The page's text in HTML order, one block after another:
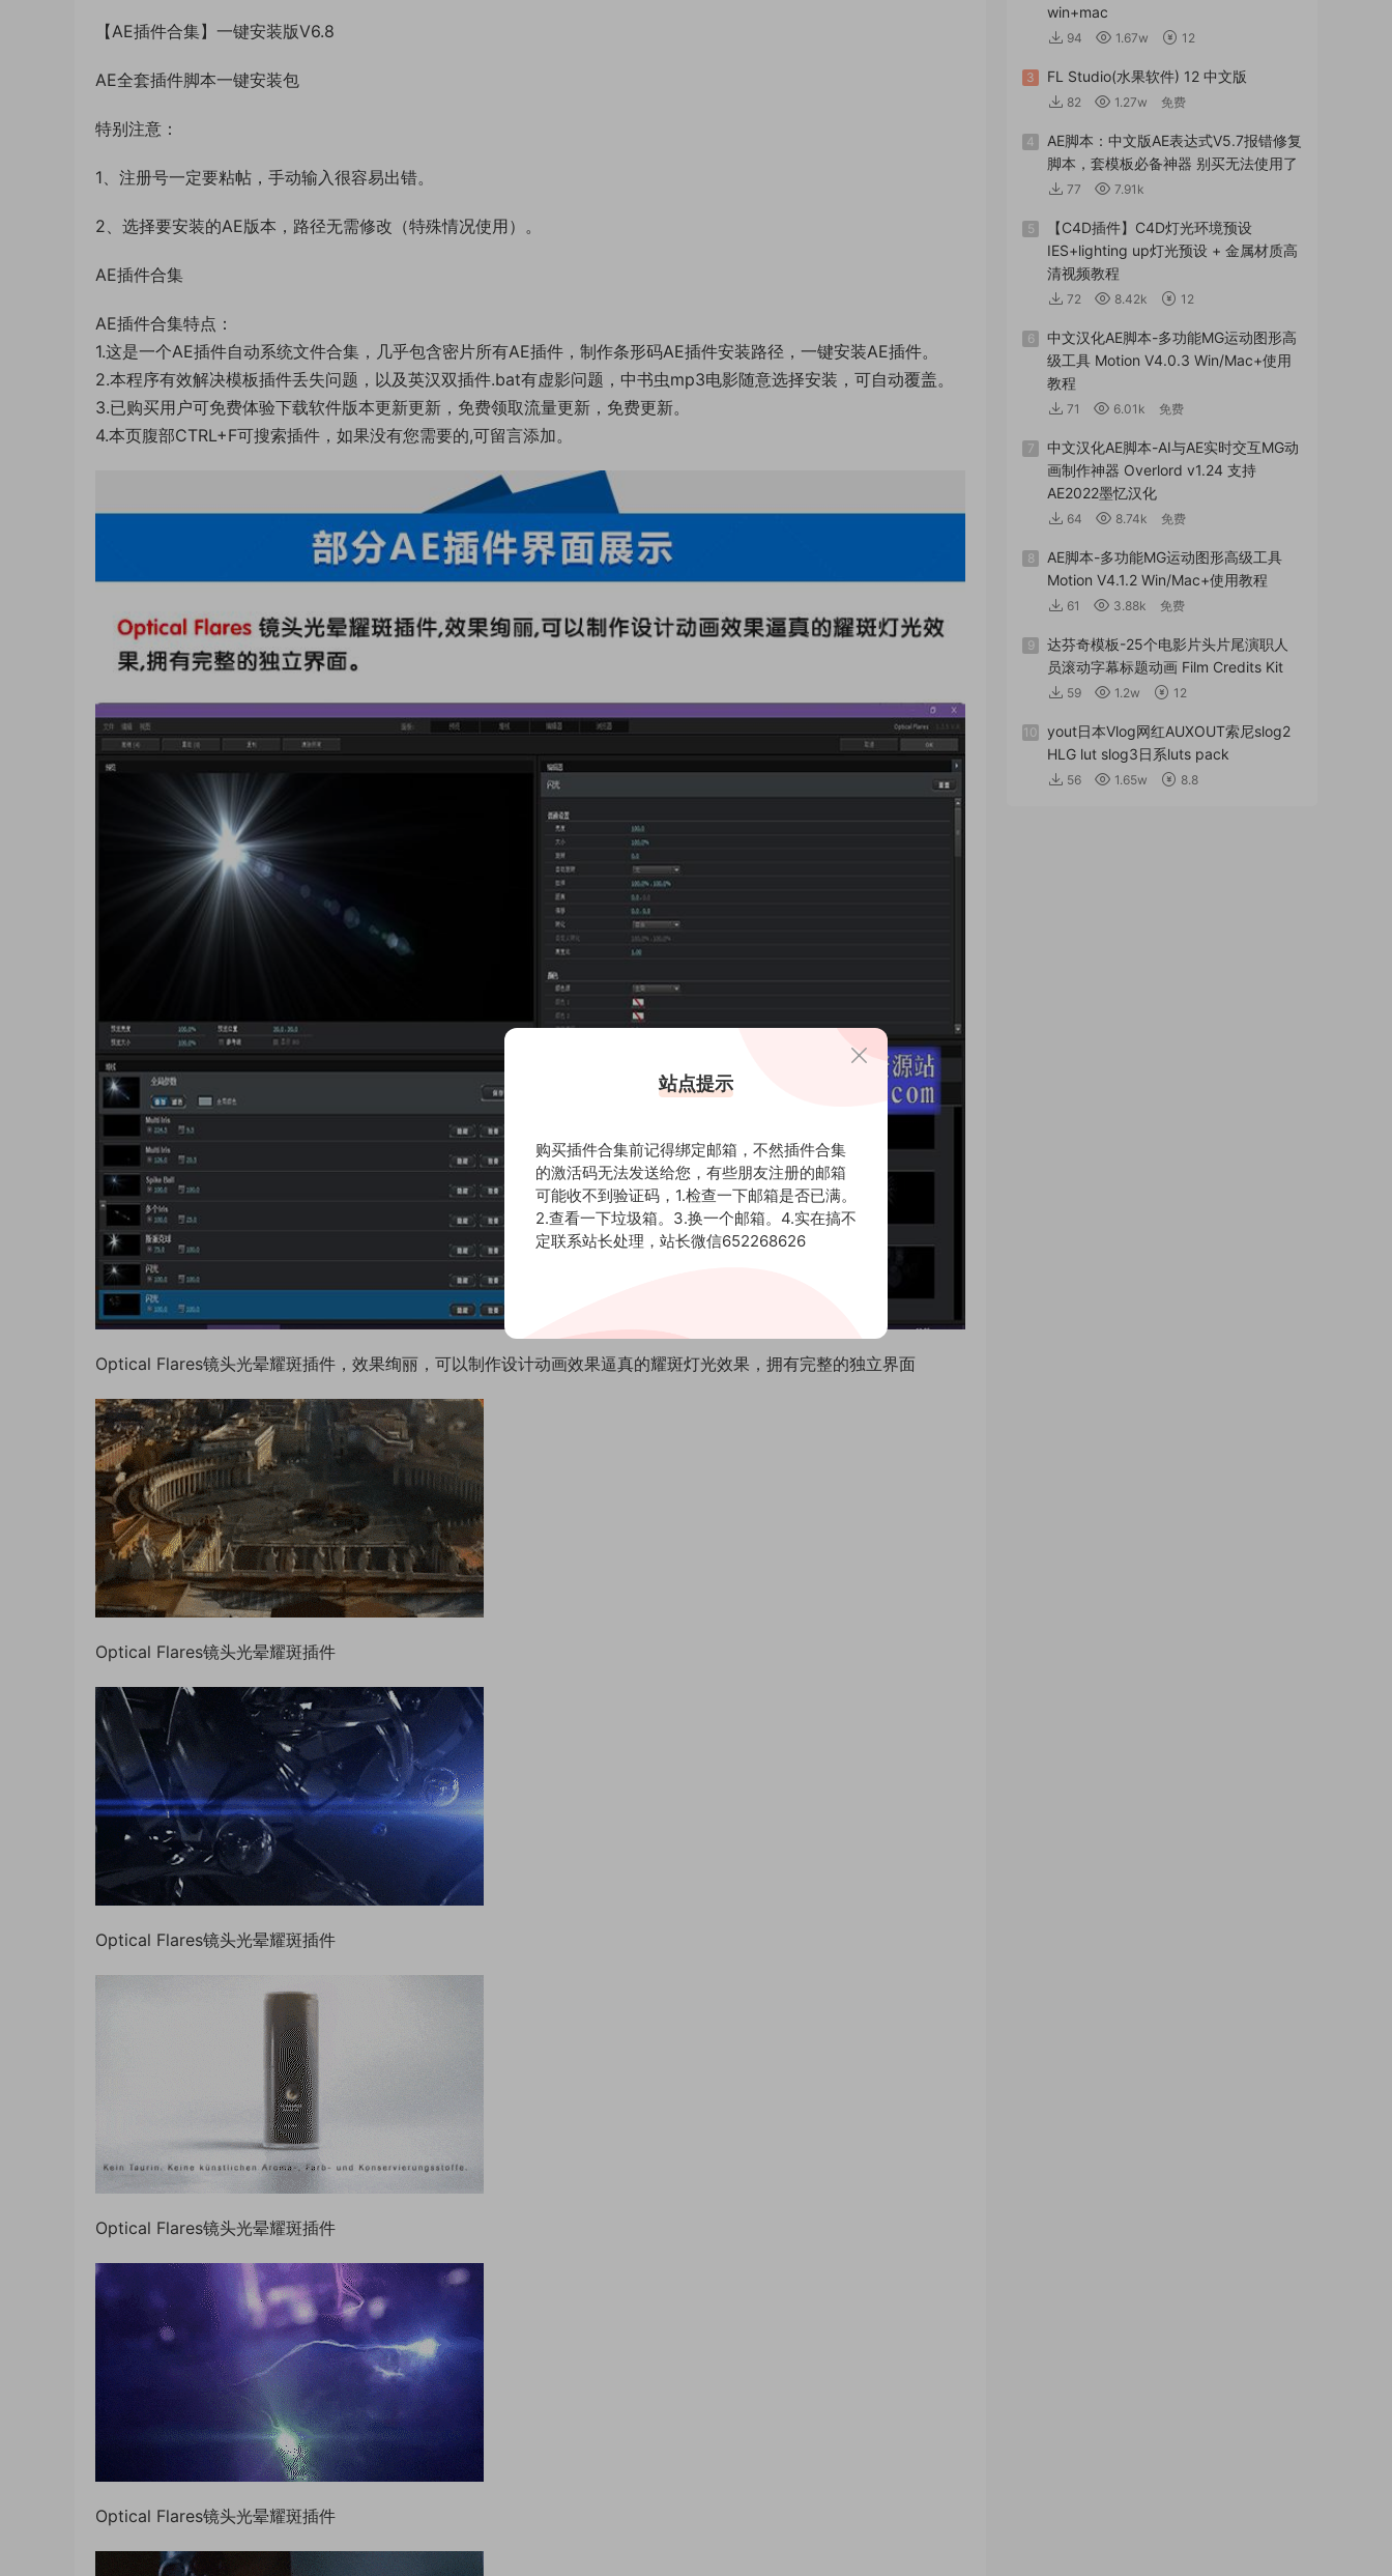
【AE插件合集】一键安装版V6.8
AE全套插件脚本一键安装包
特别注意：
1、注册号一定要粘帖，手动输入很容易出错。
2、选择要安装的AE版本，路径无需修改（特殊情况使用）。
AE插件合集
AE插件合集特点：
1.这是一个AE插件自动系统文件合集，几乎包含密片所有AE插件，制作条形码AE插件安装路径，一键安装AE插件。
2.本程序有效解决模板插件丢失问题，以及英汉双插件.bat有虚影问题，中书虫mp3电影随意选择安装，可自动覆盖。
3.已购买用户可免费体验下载软件版本更新更新，免费领取流量更新，免费更新。
4.本页腹部CTRL+F可搜索插件，如果没有您需要的,可留言添加。
Optical Flares镜头光晕耀斑插件，效果绚丽，可以制作设计动画效果逼真的耀斑灯光效果，拥有完整的独立界面
Optical Flares镜头光晕耀斑插件
Optical Flares镜头光晕耀斑插件
Optical Flares镜头光晕耀斑插件
Optical Flares镜头光晕耀斑插件
win+mac
94 1.67w 12
3 FL Studio(水果软件) 12 中文版
82 1.27w 免费
4
AE脚本：中文版AE表达式V5.7报错修复
脚本，套模板必备神器 别买无法使用了
77 7.91k
5
【C4D插件】C4D灯光环境预设
IES+lighting up灯光预设 + 金属材质高
清视频教程
72 8.42k 12
6
中文汉化AE脚本-多功能MG运动图形高
级工具 Motion V4.0.3 Win/Mac+使用
教程
71 6.01k 免费
7
中文汉化AE脚本-AI与AE实时交互MG动
画制作神器 Overlord v1.24 支持
AE2022墨忆汉化
64 8.74k 免费
8
AE脚本-多功能MG运动图形高级工具
Motion V4.1.2 Win/Mac+使用教程
61 3.88k 免费
9
达芬奇模板-25个电影片头片尾演职人
员滚动字幕标题动画 Film Credits Kit
59 1.2w 12
10
yout日本Vlog网红AUXOUT索尼slog2
HLG lut slog3日系luts pack
56 1.65w 8.8
站点提示
购买插件合集前记得绑定邮箱，不然插件合集
的激活码无法发送给您，有些朋友注册的邮箱
可能收不到验证码，1.检查一下邮箱是否已满。
2.查看一下垃圾箱。3.换一个邮箱。4.实在搞不
定联系站长处理，站长微信652268626